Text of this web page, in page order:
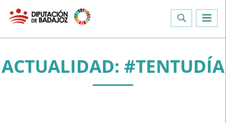
ACTUALIDAD: #TENTUDÍA